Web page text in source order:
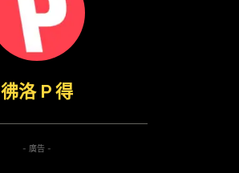
彿洛 P 得
- 廣告 -